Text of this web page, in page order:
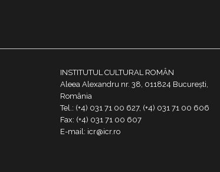
INSTITUTUL CULTURAL ROMÂN
Aleea Alexandru nr. 38, 011824 București,
România
Tel.: (+4) 031 71 00 627, (+4) 031 71 00 606
Fax: (+4) 031 71 00 607
E-mail: icr@icr.ro